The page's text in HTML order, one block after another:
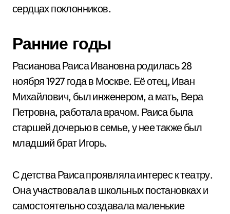
сердцах поклонников.
Ранние годы
Расианова Раиса Ивановна родилась 28
ноября 1927 года в Москве. Её отец, Иван
Михайлович, был инженером, а мать, Вера
Петровна, работала врачом. Раиса была
старшей дочерью в семье, у нее также был
младший брат Игорь.
С детства Раиса проявляла интерес к театру.
Она участвовала в школьных постановках и
самостоятельно создавала маленькие